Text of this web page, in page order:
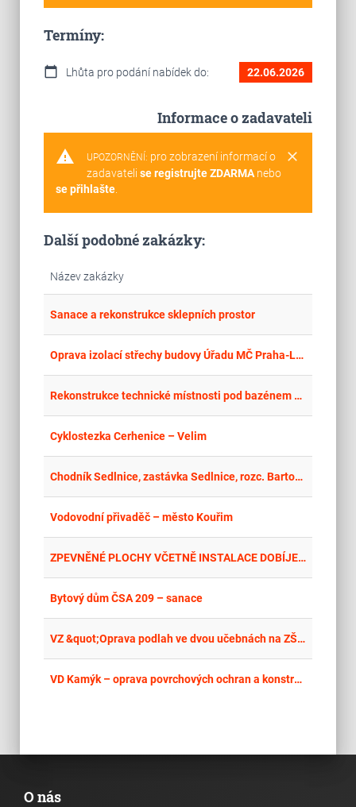
Termíny:
calendar_today Lhůta pro podání nabídek do: 22.06.2026
Informace o zadavateli
warning clear
UPOZORNĚNÍ: pro zobrazení informací o
zadavateli se registrujte ZDARMAnebo
se přihlašte.
Další podobné zakázky:
Název zakázky
Sanace a rekonstrukce sklepních prostor
Oprava izolací střechy budovy Úřadu MČ Praha-Lipence, K Obci 47, 155 31 Praha 5 – Lipence
Rekonstrukce technické místnosti pod bazénem v objektu ZŠ Arménská v MČ Brno-Bohunice
Cyklostezka Cerhenice – Velim
Chodník Sedlnice, zastávka Sedlnice, rozc. Bartošovice
Vodovodní přivaděč – město Kouřim
ZPEVNĚNÉ PLOCHY VČETNĚ INSTALACE DOBÍJECÍCH STANIC A CYKLO STOJANŮ U OBJEKTU ŠVÝCÁRNA, SLATIŇANY
Bytový dům ČSA 209 – sanace
VZ &quot;Oprava podlah ve dvou učebnách na ZŠ Studénka 1&quot;
VD Kamýk – oprava povrchových ochran a konstrukce segmentového uzávěru č. 3
O nás